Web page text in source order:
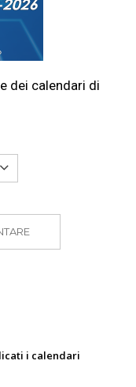
dei calendari di
i calendari